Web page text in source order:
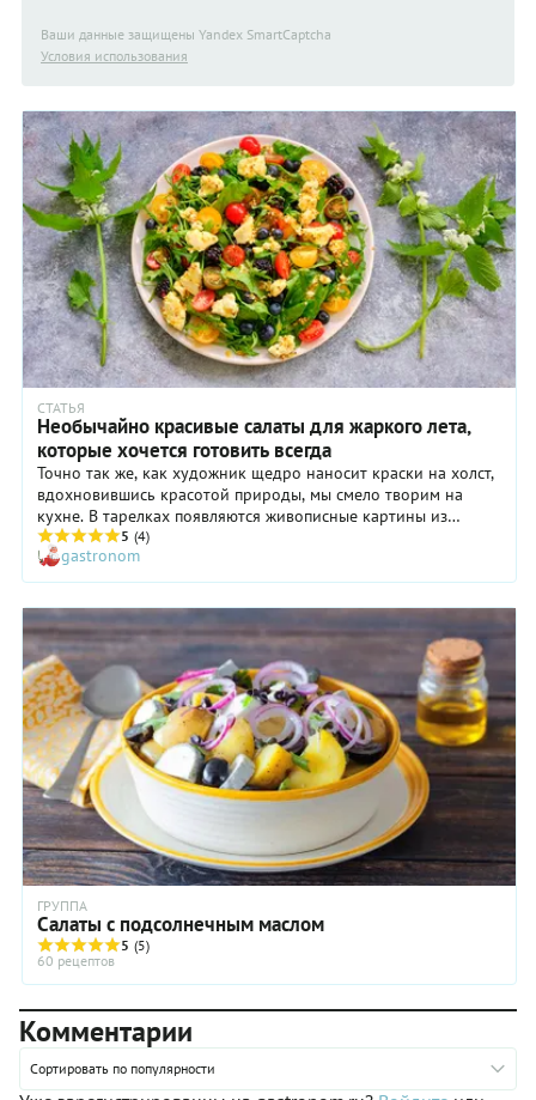
Ваши данные защищены Yandex SmartCaptcha
Условия использования
СТАТЬЯ
Необычайно красивые салаты для жаркого лета,
которые хочется готовить всегда
Точно так же, как художник щедро наносит краски на холст,
вдохновившись красотой природы, мы смело творим на
кухне. В тарелках появляются живописные картины из
свежих овощей, зелени, фруктов и ягод.
5 (4)
gastronom
ГРУППА
Салаты с подсолнечным маслом
5 (5)
60 рецептов
Комментарии
Сортировать по популярности